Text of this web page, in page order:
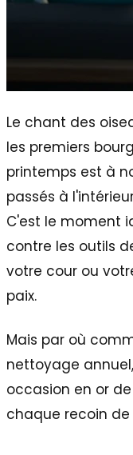
Le chant des
les premiers
printemps est à
passés à
C'est le moment
contre les outils
votre cour ou
paix.
Mais par où
nettoyage
occasion en or
chaque recoin